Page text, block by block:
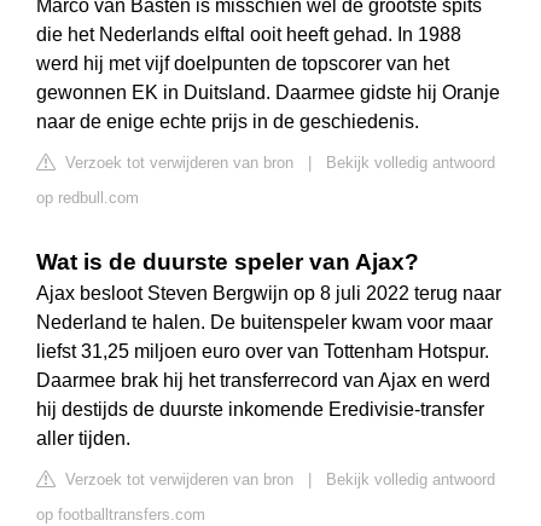
Marco van Basten is misschien wel de grootste spits
die het Nederlands elftal ooit heeft gehad. In 1988
werd hij met vijf doelpunten de topscorer van het
gewonnen EK in Duitsland. Daarmee gidste hij Oranje
naar de enige echte prijs in de geschiedenis.
Verzoek tot verwijderen van bron
Bekijk volledig antwoord
op redbull.com
Wat is de duurste speler van Ajax?
Ajax besloot Steven Bergwijn op 8 juli 2022 terug naar
Nederland te halen. De buitenspeler kwam voor maar
liefst 31,25 miljoen euro over van Tottenham Hotspur.
Daarmee brak hij het transferrecord van Ajax en werd
hij destijds de duurste inkomende Eredivisie-transfer
aller tijden.
Verzoek tot verwijderen van bron
Bekijk volledig antwoord
op footballtransfers.com